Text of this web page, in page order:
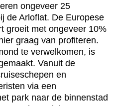
ongeveer 25
de Arloflat. De Europese
groeit met ongeveer 10%
graag van profiteren.
te verwelkomen, is
Vanuit de
en
via een
park naar de binnenstad